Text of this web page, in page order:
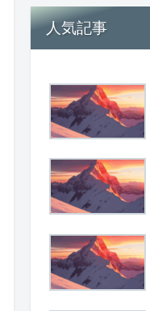
人気記事